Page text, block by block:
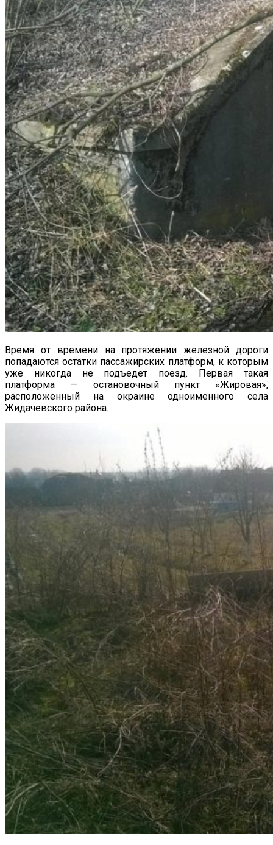
Время от времени на протяжении железной дороги
попадаются остатки пассажирских платформ, к которым
уже никогда не подъедет поезд. Первая такая
платформа — остановочный пункт «Жировая»,
расположенный на окраине одноименного села
Жидачевского района.